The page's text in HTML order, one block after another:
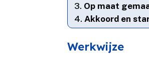
Op maat
Akkoord en
Werkwijze